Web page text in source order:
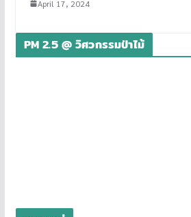
April 17, 2024
PM 2.5 @ วิศวกรรมป่าไม้